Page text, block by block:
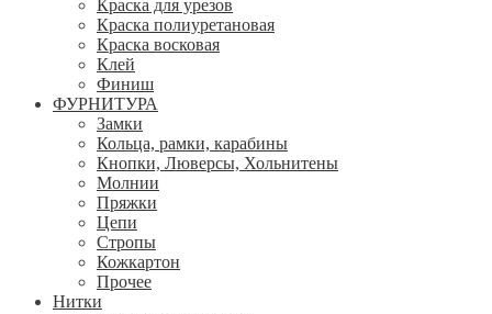
Краска для урезов
Краска полиуретановая
Краска восковая
Клей
Финиш
ФУРНИТУРА
Замки
Кольца, рамки, карабины
Кнопки, Люверсы, Хольнитены
Молнии
Пряжки
Цепи
Стропы
Кожкартон
Прочее
Нитки